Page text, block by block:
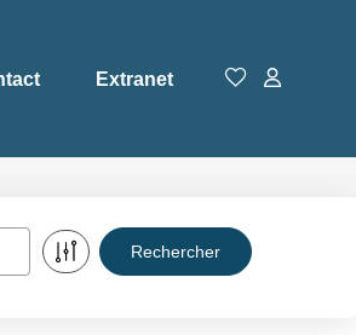
Extranet